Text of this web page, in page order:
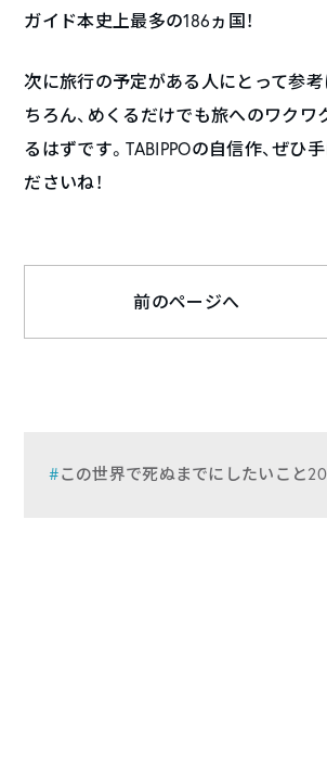
ガイド本史上最多の186ヵ国！
次に旅行の予定がある人にとって参
ちろん、めくるだけでも旅へのワクワ
るはずです。TABIPPOの自信作、ぜひ
ださいね！
前のページへ
この世界で死ぬまでにしたいこと